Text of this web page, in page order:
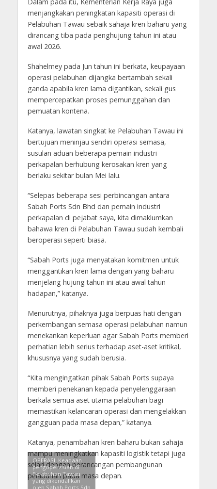
Dalam pada itu, Kementerian Kerja Raya juga
menjangkakan peningkatan kapasiti operasi di
Pelabuhan Tawau sebaik sahaja kren baharu yang
dirancang tiba pada penghujung tahun ini atau
awal 2026.
Shahelmey pada Jun tahun ini berkata, keupayaan
operasi pelabuhan dijangka bertambah sekali
ganda apabila kren lama digantikan, sekali gus
mempercepatkan proses pemunggahan dan
pemuatan kontena.
Katanya, lawatan singkat ke Pelabuhan Tawau ini
bertujuan meninjau sendiri operasi semasa,
susulan aduan beberapa pemain industri
perkapalan berhubung kerosakan kren yang
berlaku sekitar bulan Mei lalu.
“Selepas beberapa sesi perbincangan antara
Sabah Ports Sdn Bhd dan pemain industri
perkapalan di pejabat saya, kita dimaklumkan
bahawa kren di Pelabuhan Tawau sudah kembali
beroperasi seperti biasa.
“Sabah Ports juga menyatakan komitmen untuk
menggantikan kren lama dengan yang baharu
menjelang hujung tahun ini atau awal tahun
hadapan,” katanya.
Menurutnya, pihaknya juga berpuas hati dengan
perkembangan semasa operasi pelabuhan namun
menekankan keperluan agar Sabah Ports memberi
perhatian lebih serius terhadap aset-aset kritikal,
khususnya yang sudah berusia.
“Kita mengingatkan pihak Sabah Ports supaya
memberi penekanan kepada penyelenggaraan
berkala semua aset utama pelabuhan bagi
memastikan kelancaran operasi dan mengelakkan
gangguan pada masa depan,” katanya.
Katanya, penambahan kren baharu bukan sahaja
mampu meningkatkan kapasiti logistik tetapi juga
selari dengan perancangan pembangunan
pelabuhan pada masa depan.
OPERASI: Keadaan
pengoperasian di
Pelabuhan Tawau
yang dikendalikan
oleh Sabah Ports Sdn